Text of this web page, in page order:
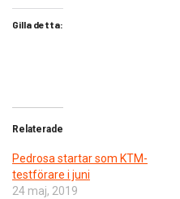
Gilla detta:
Relaterade
Pedrosa startar som KTM-
testförare i juni
24 maj, 2019